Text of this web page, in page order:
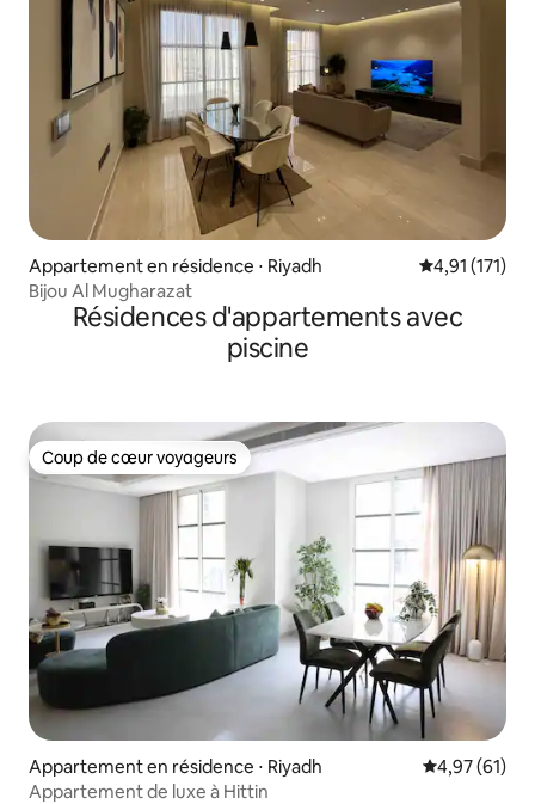
Appartement en résidence ⋅ Riyadh Évaluation
4,91 (171)
Bijou Al Mugharazat
Résidences d'appartements avec
piscine
Coup de cœur voyageurs
Coup de cœur voyageurs
Appartement en résidence ⋅ Riyadh Évaluation
4,97 (61)
Appartement de luxe à Hittin